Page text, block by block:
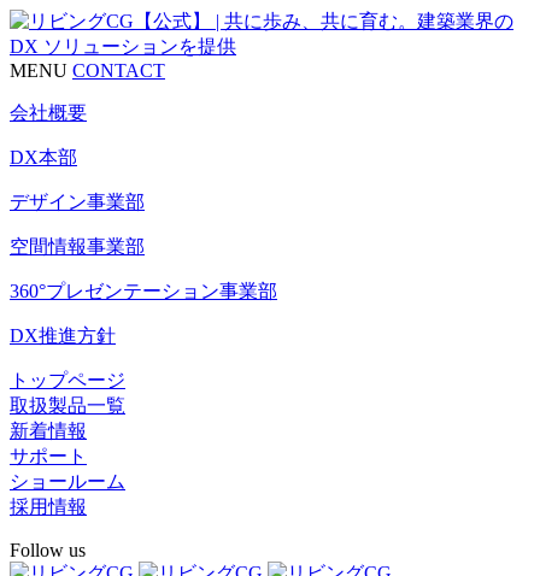
MENU CONTACT
会社概要
DX本部
デザイン事業部
空間情報事業部
360°プレゼンテーション事業部
DX推進方針
トップページ
取扱製品一覧
新着情報
サポート
ショールーム
採用情報
Follow us